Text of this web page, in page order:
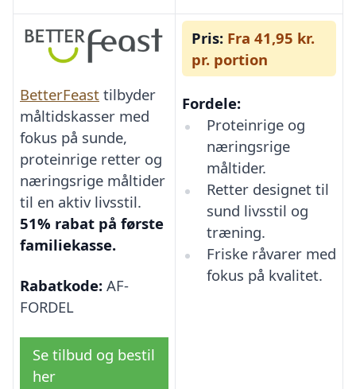
BetterFeast tilbyder
måltidskasser med
fokus på sunde,
proteinrige retter og
næringsrige måltider
til en aktiv livsstil.
51% rabat på første
familiekasse.
Rabatkode: AF-
FORDEL
Se tilbud og bestil
her
Pris: Fra 41,95 kr.
pr. portion
Fordele:
Proteinrige og
næringsrige
måltider.
Retter designet til
sund livsstil og
træning.
Friske råvarer med
fokus på kvalitet.